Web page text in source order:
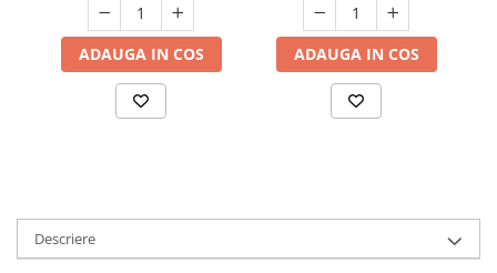
Hote bucatarie
Consumabile
Hote cupolare
Hote telescopice
Hote traditionale
ADAUGA IN COS ADAUGA IN COS
Descriere